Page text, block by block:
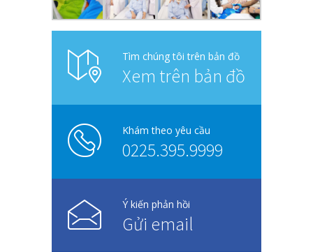
Tìm chúng tôi trên bản đồ
Xem trên bản đồ
Khám theo yêu cầu
0225.395.9999
Ý kiến phản hồi
Gửi email